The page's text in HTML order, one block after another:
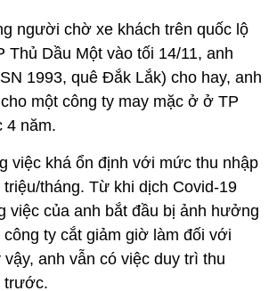
người chờ xe khách trên quốc lộ
Thủ Dầu Một vào tối 14/11, anh
1993, quê Đắk Lắk) cho hay, anh
một công ty may mặc ở ở TP
4 năm.
việc khá ổn định với mức thu nhập
tháng. Từ khi dịch Covid-19
việc của anh bắt đầu bị ảnh hưởng
ty cắt giảm giờ làm đối với
vậy, anh vẫn có việc duy trì thu
trước.